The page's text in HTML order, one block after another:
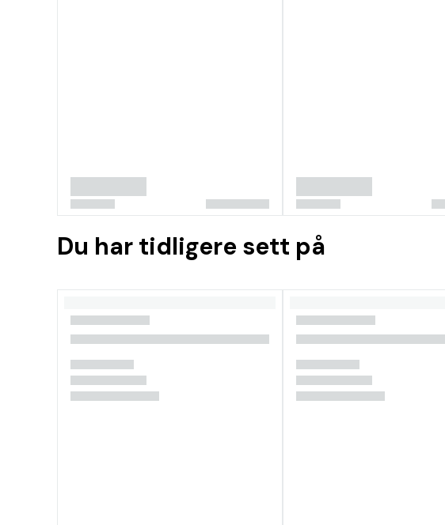
Du har tidligere sett på